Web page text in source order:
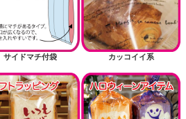
サイドマチ付袋 カッコイイ系